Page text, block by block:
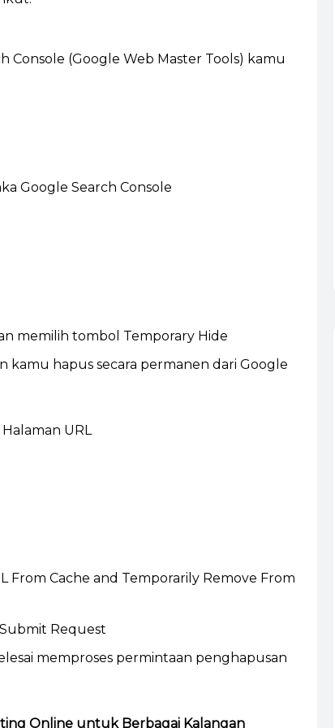
Console (Google Web Master Tools) kamu
memilih tombol Temporary Hide
kamu hapus secara permanen dari Google
From Cache and Temporarily Remove From
Request
memproses permintaan penghapusan
Online untuk Berbagai Kalangan